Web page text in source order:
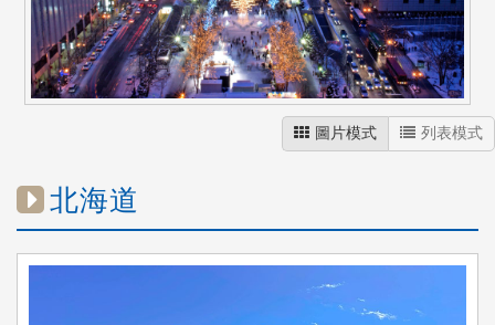
圖片模式 列表模式
北海道